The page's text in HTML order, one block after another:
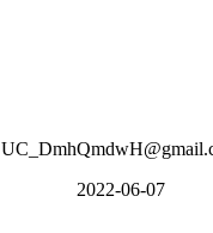
2022-06-07